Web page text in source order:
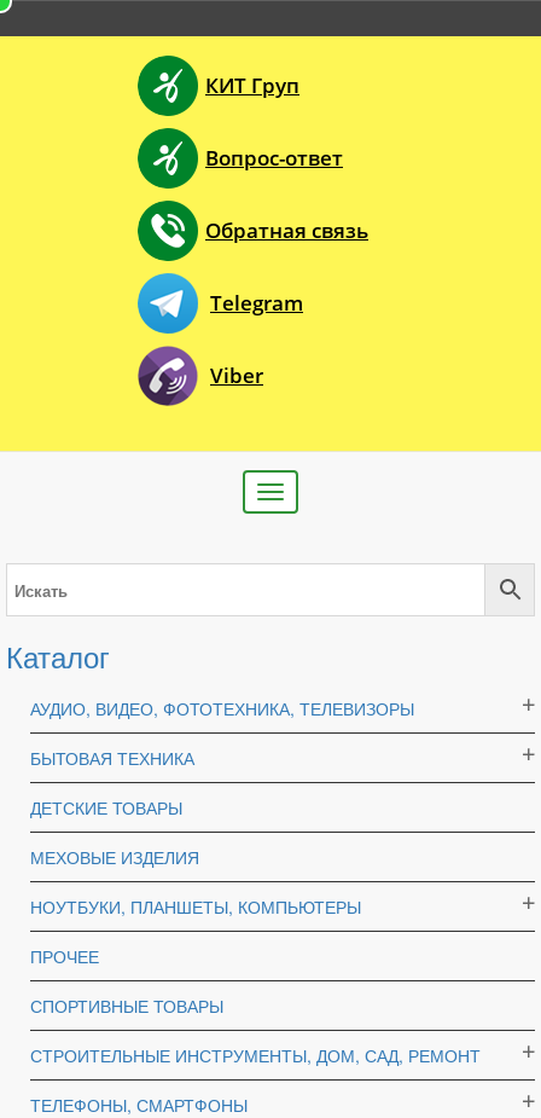
КИТ Груп
Вопрос-ответ
Обратная связь
Telegram
Viber
Toggle
navigation
Каталог
АУДИО, ВИДЕО, ФОТОТЕХНИКА, ТЕЛЕВИЗОРЫ
БЫТОВАЯ ТЕХНИКА
ДЕТСКИЕ ТОВАРЫ
МЕХОВЫЕ ИЗДЕЛИЯ
НОУТБУКИ, ПЛАНШЕТЫ, КОМПЬЮТЕРЫ
ПРОЧЕЕ
СПОРТИВНЫЕ ТОВАРЫ
СТРОИТЕЛЬНЫЕ ИНСТРУМЕНТЫ, ДОМ, САД, РЕМОНТ
ТЕЛЕФОНЫ, СМАРТФОНЫ